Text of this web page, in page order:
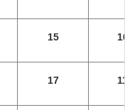
15
17